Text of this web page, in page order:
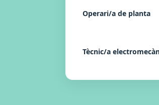
Operari/a de planta
Tècnic/a